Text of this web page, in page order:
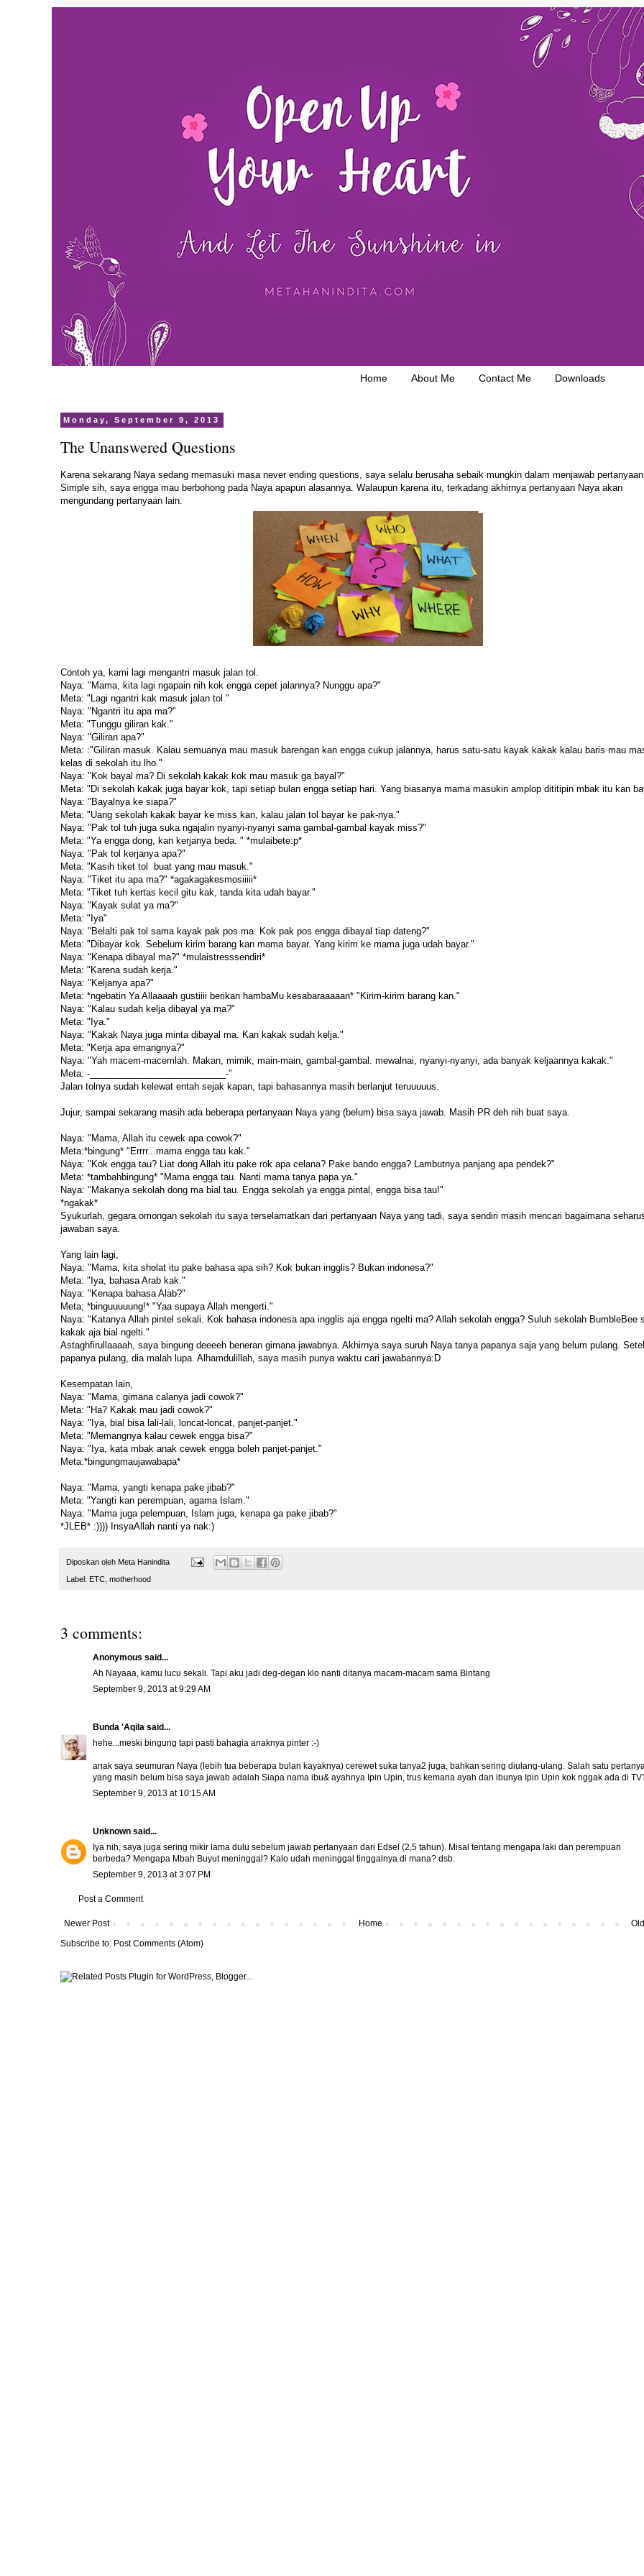
Home About Me Contact Me Downloads
Monday, September 9, 2013
The Unanswered Questions
Karena sekarang Naya sedang memasuki masa never ending questions, saya selalu berusaha sebaik mungkin dalam menjawab
Simple sih, saya engga mau berbohong pada Naya apapun alasannya. Walaupun karena itu, terkadang akhirnya pertanyaan Naya akan
mengundang pertanyaan lain.
Contoh ya, kami lagi mengantri masuk jalan tol.
Naya: "Mama, kita lagi ngapain nih kok engga cepet jalannya? Nunggu apa?"
Meta: "Lagi ngantri kak masuk jalan tol."
Naya: "Ngantri itu apa ma?"
Meta: "Tunggu giliran kak."
Naya: "Giliran apa?"
Meta: :"Giliran masuk. Kalau semuanya mau masuk barengan kan engga cukup jalannya, harus satu-satu kayak kakak kalau baris mau
kelas di sekolah itu lho."
Naya: "Kok bayal ma? Di sekolah kakak kok mau masuk ga bayal?"
Meta: "Di sekolah kakak juga bayar kok, tapi setiap bulan engga setiap hari. Yang biasanya mama masukin amplop dititipin mbak itu kan
Naya: "Bayalnya ke siapa?"
Meta: "Uang sekolah kakak bayar ke miss kan, kalau jalan tol bayar ke pak-nya."
Naya: "Pak tol tuh juga suka ngajalin nyanyi-nyanyi sama gambal-gambal kayak miss?"
Meta: "Ya engga dong, kan kerjanya beda. " *mulaibete:p*
Naya: "Pak tol kerjanya apa?"
Meta: "Kasih tiket tol buat yang mau masuk."
Naya: "Tiket itu apa ma?" *agakagakesmosiiiii*
Meta: "Tiket tuh kertas kecil gitu kak, tanda kita udah bayar."
Naya: "Kayak sulat ya ma?"
Meta: "Iya"
Naya: "Belalti pak tol sama kayak pak pos ma. Kok pak pos engga dibayal tiap dateng?"
Meta: "Dibayar kok. Sebelum kirim barang kan mama bayar. Yang kirim ke mama juga udah bayar."
Naya: "Kenapa dibayal ma?" *mulaistresssendiri*
Meta: "Karena sudah kerja."
Naya: "Keljanya apa?"
Meta: *ngebatin Ya Allaaaah gustiiii berikan hambaMu kesabaraaaaan* "Kirim-kirim barang kan."
Naya: "Kalau sudah kelja dibayal ya ma?"
Meta: "Iya."
Naya: "Kakak Naya juga minta dibayal ma. Kan kakak sudah kelja."
Meta: "Kerja apa emangnya?"
Naya: "Yah macem-macemlah. Makan, mimik, main-main, gambal-gambal. mewalnai, nyanyi-nyanyi, ada banyak keljaannya kakak."
Meta: -___________________________-"
Jalan tolnya sudah kelewat entah sejak kapan, tapi bahasannya masih berlanjut teruuuuus.
Jujur, sampai sekarang masih ada beberapa pertanyaan Naya yang (belum) bisa saya jawab. Masih PR deh nih buat saya.
Naya: "Mama, Allah itu cewek apa cowok?"
Meta:*bingung* "Errrr...mama engga tau kak."
Naya: "Kok engga tau? Liat dong Allah itu pake rok apa celana? Pake bando engga? Lambutnya panjang apa pendek?"
Meta: *tambahbingung* "Mama engga tau. Nanti mama tanya papa ya."
Naya: "Makanya sekolah dong ma bial tau. Engga sekolah ya engga pintal, engga bisa tau!"
*ngakak*
Syukurlah, gegara omongan sekolah itu saya terselamatkan dari pertanyaan Naya yang tadi, saya sendiri masih mencari bagaimana
jawaban saya.
Yang lain lagi,
Naya: "Mama, kita sholat itu pake bahasa apa sih? Kok bukan ingglis? Bukan indonesa?"
Meta: "Iya, bahasa Arab kak."
Naya: "Kenapa bahasa Alab?"
Meta; *binguuuuung!* "Yaa supaya Allah mengerti."
Naya: "Katanya Allah pintel sekali. Kok bahasa indonesa apa ingglis aja engga ngelti ma? Allah sekolah engga? Suluh sekolah BumbleBee
kakak aja bial ngelti."
Astaghfirullaaaah, saya bingung deeeeh beneran gimana jawabnya. Akhirnya saya suruh Naya tanya papanya saja yang belum pulang.
papanya pulang, dia malah lupa. Alhamdulillah, saya masih punya waktu cari jawabannya:D
Kesempatan lain,
Naya: "Mama, gimana calanya jadi cowok?"
Meta: "Ha? Kakak mau jadi cowok?"
Naya: "Iya, bial bisa lali-lali, loncat-loncat, panjet-panjet."
Meta: "Memangnya kalau cewek engga bisa?"
Naya: "Iya, kata mbak anak cewek engga boleh panjet-panjet."
Meta:*bingungmaujawabapa*
Naya: "Mama, yangti kenapa pake jibab?"
Meta: "Yangti kan perempuan, agama Islam."
Naya: "Mama juga pelempuan, Islam juga, kenapa ga pake jibab?"
*JLEB* :)))) InsyaAllah nanti ya nak:)
Diposkan oleh Meta Hanindita
Label: ETC motherhood
3 comments:
Anonymous said...
Ah Nayaaa, kamu lucu sekali. Tapi aku jadi deg-degan klo nanti ditanya macam-macam sama Bintang
September 9, 2013 at 9:29 AM
Bunda 'Aqila said...
hehe...meski bingung tapi pasti bahagia anaknya pinter :-)
anak saya seumuran Naya (lebih tua beberapa bulan kayaknya) cerewet suka tanya2 juga, bahkan sering diulang-ulang. Salah satu
yang masih belum bisa saya jawab adalah Siapa nama ibu& ayahnya Ipin Upin, trus kemana ayah dan ibunya Ipin Upin kok nggak ada di
September 9, 2013 at 10:15 AM
Unknown said...
Iya nih, saya juga sering mikir lama dulu sebelum jawab pertanyaan dari Edsel (2,5 tahun). Misal tentang mengapa laki dan perempuan
berbeda? Mengapa Mbah Buyut meninggal? Kalo udah meninggal tinggalnya di mana? dsb.
September 9, 2013 at 3:07 PM
Post a Comment
Newer Post
Home
Subscribe to: Post Comments (Atom)